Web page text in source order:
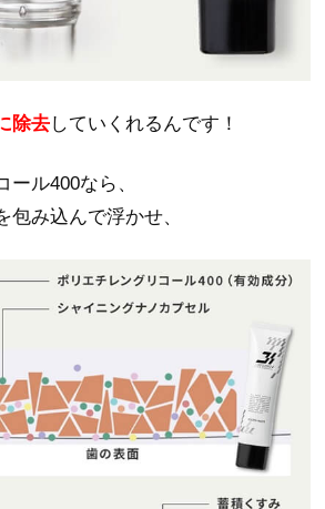
除去していくれるんです！
ル400なら、
包み込んで浮かせ、